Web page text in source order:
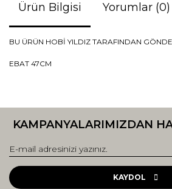
Ürün Bilgisi Yorumlar (0)
BU ÜRÜN HOBİ YILDIZ TARAFINDAN
EBAT 47CM
konularda yetersiz gördüğünüz
Görüş ve önerileriniz için teşekkür
Ürün resmi kalitesiz, bozuk veya
Ürün açıklamasında eksik bilgiler
KAMPANYALARIMIZDAN
KAYDOL